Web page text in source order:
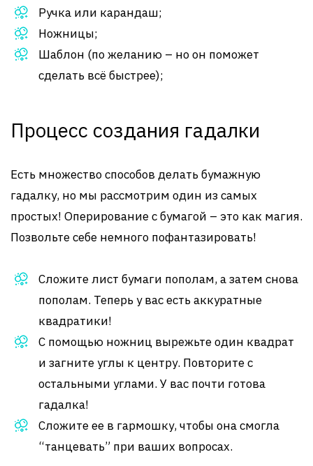
Ручка или карандаш;
Ножницы;
Шаблон (по желанию – но он поможет
сделать всё быстрее);
Процесс создания гадалки
Есть множество способов делать бумажную
гадалку, но мы рассмотрим один из самых
простых! Оперирование с бумагой – это как магия.
Позвольте себе немного пофантазировать!
Сложите лист бумаги пополам, а затем снова
пополам. Теперь у вас есть аккуратные
квадратики!
С помощью ножниц вырежьте один квадрат
и загните углы к центру. Повторите с
остальными углами. У вас почти готова
гадалка!
Сложите ее в гармошку, чтобы она смогла
“танцевать” при ваших вопросах.